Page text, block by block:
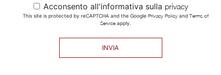
Acconsento all'informativa sulla privacy
This site is protected by reCAPTCHA and the Google Privacy Policyand Terms of
Serviceapply.
INVIA